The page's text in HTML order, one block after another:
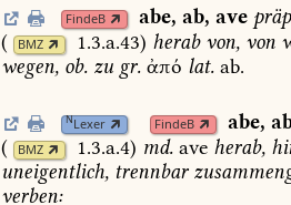
FindeB abe, ab, ave
(
BMZ 1.3.a.43) herabvon, von
wegen, ob. zu gr. ἀπό lat. ab.
NLexer FindeB abe,
(
BMZ 1.3.a.4) md. ave herab,
uneigentlich, trennbar
verben: